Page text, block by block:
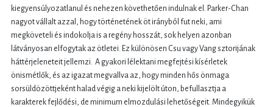
kiegyensúlyozatlanul és nehezen követhetően indulnak el. Parker-Chan
nagyot vállalt azzal, hogy történetének öt irányból fut neki, ami
megköveteli és indokolja is a regény hosszát, sok helyen azonban
látványosan elfogytak az ötletei. Ez különösen Csu vagy Vang sztorijának
háttérjeleneteit jellemzi. A gyakori lélektani megfejtési kísérletek
önismétlők, és az igazat megvallva az, hogy minden hős önmaga
sorsüldözöttjeként halad végig a neki kijelölt úton, befullasztja a
karakterek fejlődési, de minimum elmozdulási lehetőségeit. Mindegyikük